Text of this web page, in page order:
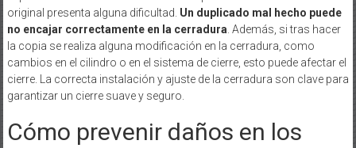
original presenta alguna dificultad. Un duplicado mal hecho puede
no encajar correctamente en la cerradura. Además, si tras hacer
la copia se realiza alguna modificación en la cerradura, como
cambios en el cilindro o en el sistema de cierre, esto puede afectar el
cierre. La correcta instalación y ajuste de la cerradura son clave para
garantizar un cierre suave y seguro.
Cómo prevenir daños en los